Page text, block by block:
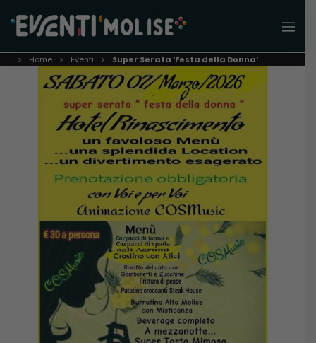
Home Eventi Super Serata ‘Festa della Donna’